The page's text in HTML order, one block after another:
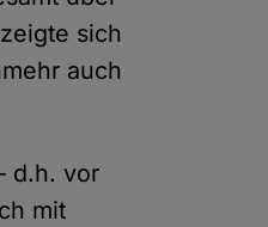
sich
auch
d.h. vor
mit